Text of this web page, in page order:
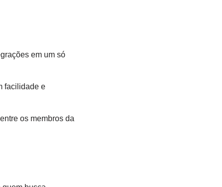
em um só
facilidade e‍
os ⁢membros⁤ da‍